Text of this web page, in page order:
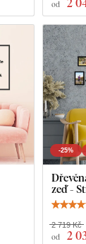
od
-25%
zeď -
od 2
2 719 Kč